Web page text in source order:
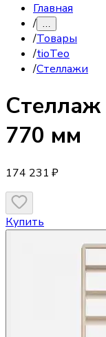
Главная
/ …
/Товары
/tioTeo
/Стеллажи
Стеллаж
770 мм
174 231 ₽
Купить